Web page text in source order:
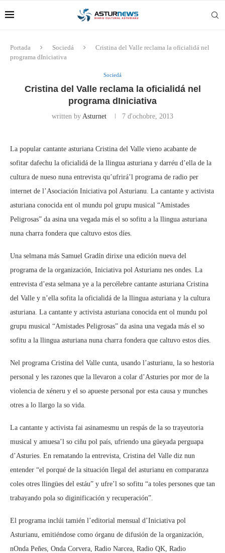
Portada Sociedá
Cristina del Valle reclama la oficialidá nel
programa dIniciativa
Sociedá
Cristina del Valle reclama la oficialidá nel
programa dIniciativa
written by Asturnet 7 d'ochobre, 2013
La popular cantante asturiana Cristina del Valle vieno acabante de
sofitar dafechu la oficialidá de la llingua asturiana y darréu d’ella de la
cultura de nueso nuna entrevista qu’ufrirá’l programa de radio per
internet de l’Asociación Iniciativa pol Asturianu. La cantante y activista
asturiana conocida ent ol mundu pol grupu musical “Amistades
Peligrosas” da asina una vegada más el so sofitu a la llingua asturiana
nuna charra fondera que caltuvo estos díes.
Una selmana más Samuel Gradín dirixe una edición nueva del
programa de la organización, Iniciativa pol Asturianu nes ondes. La
entrevista d’esta selmana ye a la percélebre cantante asturiana Cristina
del Valle y n’ella sofita la oficialidá de la llingua asturiana y la cultura
asturiana. La cantante y activista asturiana conocida ent ol mundu pol
grupu musical “Amistades Peligrosas” da asina una vegada más el so
sofitu a la llingua asturiana nuna charra fondera que caltuvo estos díes.
Nel programa Cristina del Valle cunta, usando l’asturianu, la so hestoria
personal y les razones que la llevaron a colar d’Asturies por mor de la
violencia de xéneru y el so apueste personal por esta causa y munches
otres a lo llargo la so vida.
La cantante y activista fai asinamesmu un respás de la so trayeutoria
musical y amuesa’l so ciñu pol país, ufriendo una güeyada perguapa
d’Asturies. En rematando la entrevista, Cristina del Valle diz nun
entender “el porqué de la situación llegal del asturianu en comparanza
coles otres llingües del estáu” y ufre’l so sofitu “a toles persones que tan
trabayando pola so diginificación y recuperación”.
El programa inclúi tamién l’editorial mensual d’Iniciativa pol
Asturianu, emitiéndose como órganu de difusión de la organización,
nOnda Peñes, Onda Corvera, Radio Narcea, Radio QK, Radio